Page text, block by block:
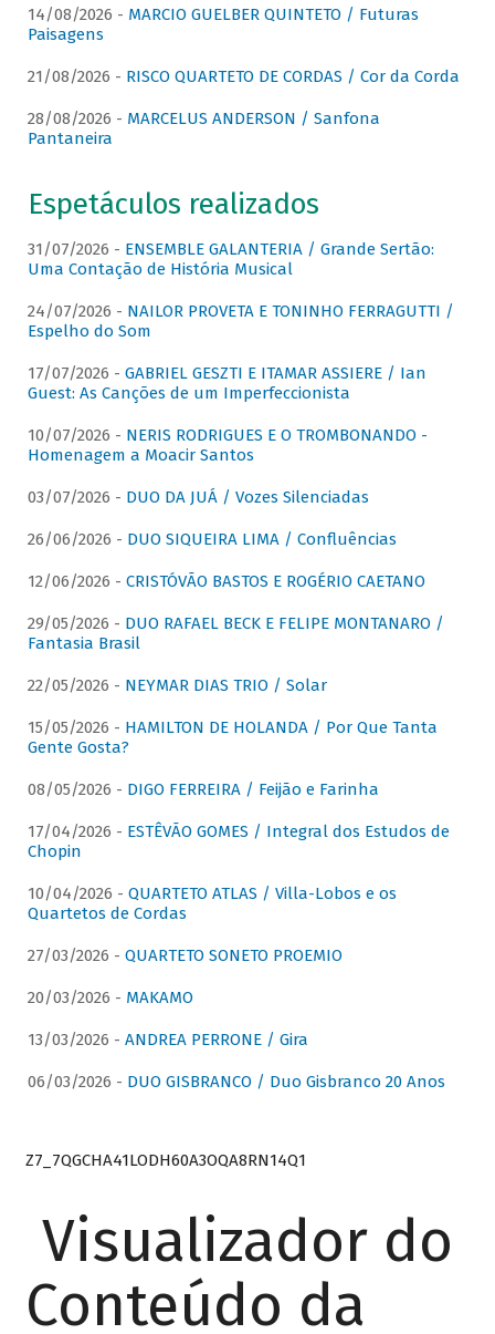
14/08/2026 - MARCIO GUELBER QUINTETO / Futuras
Paisagens
21/08/2026 - RISCO QUARTETO DE CORDAS / Cor da Corda
28/08/2026 - MARCELUS ANDERSON / Sanfona
Pantaneira
Espetáculos realizados
31/07/2026 - ENSEMBLE GALANTERIA / Grande Sertão:
Uma Contação de História Musical
24/07/2026 - NAILOR PROVETA E TONINHO FERRAGUTTI /
Espelho do Som
17/07/2026 - GABRIEL GESZTI E ITAMAR ASSIERE / Ian
Guest: As Canções de um Imperfeccionista
10/07/2026 - NERIS RODRIGUES E O TROMBONANDO -
Homenagem a Moacir Santos
03/07/2026 - DUO DA JUÁ / Vozes Silenciadas
26/06/2026 - DUO SIQUEIRA LIMA / Confluências
12/06/2026 - CRISTÓVÃO BASTOS E ROGÉRIO CAETANO
29/05/2026 - DUO RAFAEL BECK E FELIPE MONTANARO /
Fantasia Brasil
22/05/2026 - NEYMAR DIAS TRIO / Solar
15/05/2026 - HAMILTON DE HOLANDA / Por Que Tanta
Gente Gosta?
08/05/2026 - DIGO FERREIRA / Feijão e Farinha
17/04/2026 - ESTÊVÃO GOMES / Integral dos Estudos de
Chopin
10/04/2026 - QUARTETO ATLAS / Villa-Lobos e os
Quartetos de Cordas
27/03/2026 - QUARTETO SONETO PROEMIO
20/03/2026 - MAKAMO
13/03/2026 - ANDREA PERRONE / Gira
06/03/2026 - DUO GISBRANCO / Duo Gisbranco 20 Anos
Z7_7QGCHA41LODH60A3OQA8RN14Q1
Visualizador do
Conteúdo da